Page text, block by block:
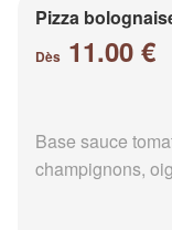
Pizza
Dès 11.00 €
Base sauce
champignons,